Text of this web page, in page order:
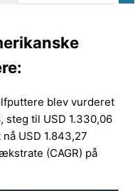
blev vurderet
steg til USD 1.330,06
USD 1.843,27
(CAGR) på